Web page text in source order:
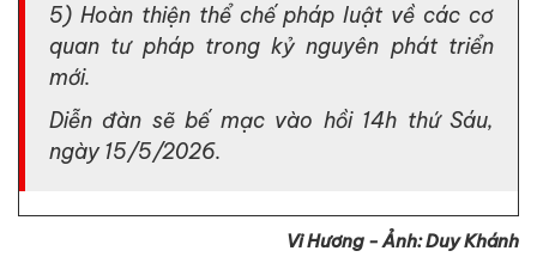
5) Hoàn thiện thể chế pháp luật về các cơ
quan tư pháp trong kỷ nguyên phát triển
mới.
Diễn đàn sẽ bế mạc vào hồi 14h thứ Sáu,
ngày 15/5/2026.
Vi Hương -Ảnh: Duy Khánh